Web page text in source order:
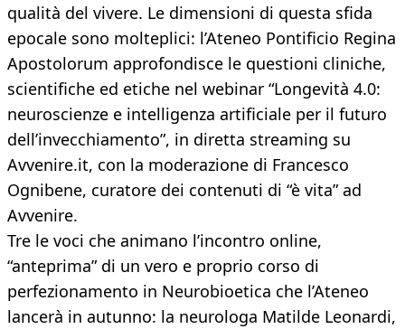
qualità del vivere. Le dimensioni di questa sfida
epocale sono molteplici: l’Ateneo Pontificio Regina
Apostolorum approfondisce le questioni cliniche,
scientifiche ed etiche nel webinar “Longevità 4.0:
neuroscienze e intelligenza artificiale per il futuro
dell’invecchiamento”, in diretta streaming su
Avvenire.it, con la moderazione di Francesco
Ognibene, curatore dei contenuti di “è vita” ad
Avvenire.
Tre le voci che animano l’incontro online,
“anteprima” di un vero e proprio corso di
perfezionamento in Neurobioetica che l’Ateneo
lancerà in autunno: la neurologa Matilde Leonardi,